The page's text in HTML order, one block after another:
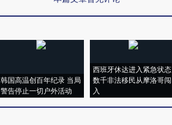
韩国高温创百年纪录 当局
警告停止一切户外活动
西班牙休达进入紧急状态
数千非法移民从摩洛哥闯
入